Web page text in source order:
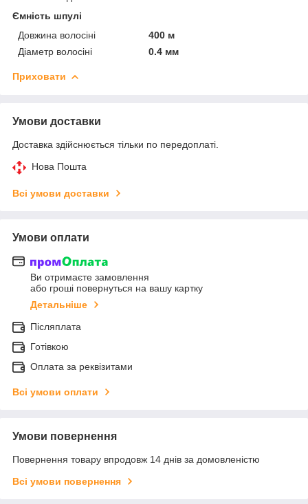
Ємність шпулі
Довжина волосіні
400 м
Діаметр волосіні
0.4 мм
Приховати
Умови доставки
Доставка здійснюється тільки по передоплаті.
Нова Пошта
Всі умови доставки
Умови оплати
Ви отримаєте замовлення
або гроші повернуться на вашу картку
Детальніше
Післяплата
Готівкою
Оплата за реквізитами
Всі умови оплати
Умови повернення
Повернення товару впродовж 14 днів за домовленістю
Всі умови повернення